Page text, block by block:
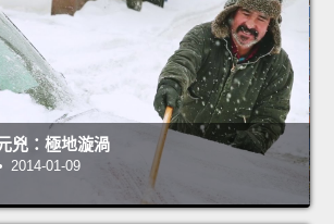
兇：極地漩渦
2014-01-09